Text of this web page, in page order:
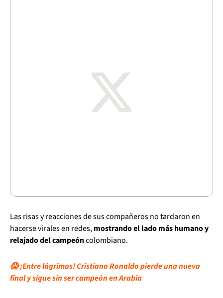
Las risas y reacciones de sus compañeros no tardaron en
hacerse virales en redes,mostrando el lado más humano y
relajado del campeóncolombiano.
😱 ¡Entre lágrimas! Cristiano Ronaldo pierde una nueva
final y sigue sin ser campeón en Arabia